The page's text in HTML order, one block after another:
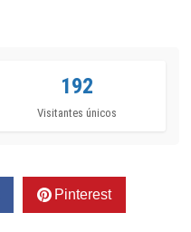
192
Visitantes únicos
Pinterest